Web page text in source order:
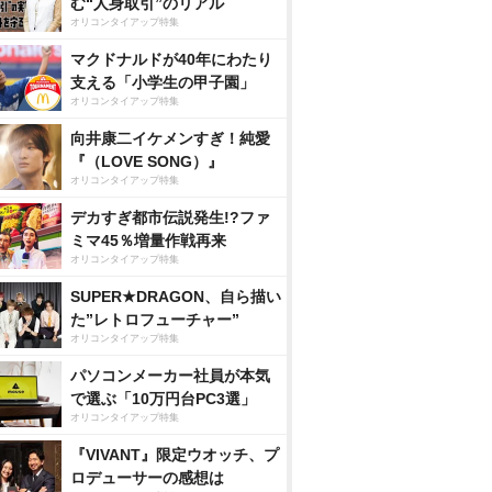
オリコンタイアップ特集
マクドナルドが40年にわたり
支える「小学生の甲子園」
オリコンタイアップ特集
向井康二イケメンすぎ！純愛
『（LOVE SONG）』
オリコンタイアップ特集
デカすぎ都市伝説発生!?ファ
ミマ45％増量作戦再来
オリコンタイアップ特集
SUPER★DRAGON、自ら描い
た”レトロフューチャー”
オリコンタイアップ特集
パソコンメーカー社員が本気
で選ぶ「10万円台PC3選」
オリコンタイアップ特集
『VIVANT』限定ウオッチ、プ
ロデューサーの感想は